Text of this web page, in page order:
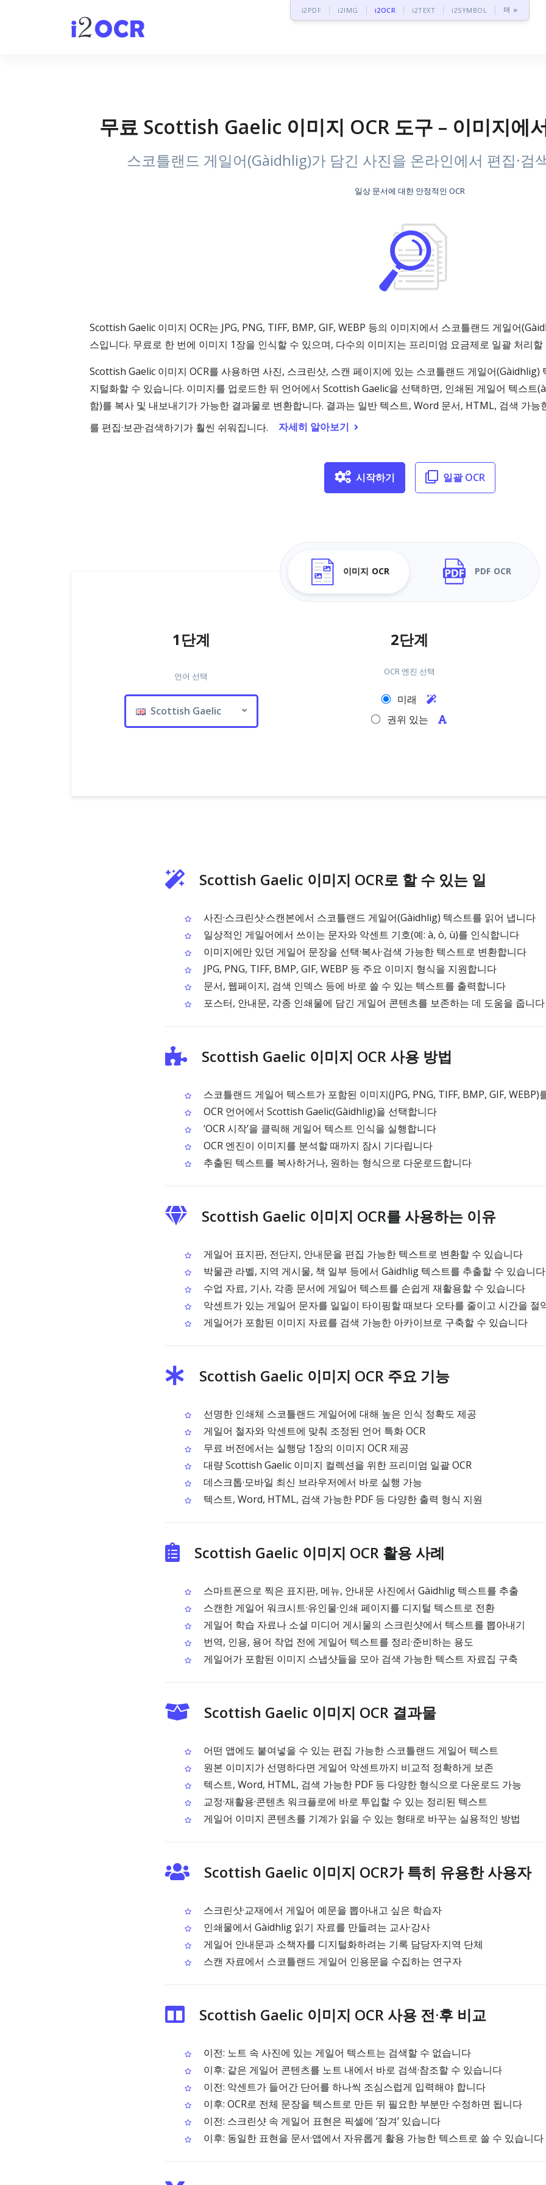
i2PDF i2IMG i2OCR i2TEXT i2SYMBOL 더 »
무료 Scottish Gaelic 이미지 OCR 도구 – 이미지에
스코틀랜드 게일어(Gàidhlig)가 담긴 사진을 온라인에서 편집·검
일상 문서에 대한 안정적인 OCR
Scottish Gaelic 이미지 OCR는 JPG, PNG, TIFF, BMP, GIF, WEBP 등의 이미지에서 스코틀랜드 게일어
스입니다. 무료로 한 번에 이미지 1장을 인식할 수 있으며, 다수의 이미지는 프리미엄 요금제로 일괄 처리할
Scottish Gaelic 이미지 OCR를 사용하면 사진, 스크린샷, 스캔 페이지에 있는 스코틀랜드 게일어(Gàidhlig)
지털화할 수 있습니다. 이미지를 업로드한 뒤 언어에서 Scottish Gaelic을 선택하면, 인쇄된 게일어 텍스트
함)를 복사 및 내보내기가 가능한 결과물로 변환합니다. 결과는 일반 텍스트, Word 문서, HTML, 검색 가능
를 편집·보관·검색하기가 훨씬 쉬워집니다.
자세히 알아보기
시작하기 일괄 OCR
이미지 OCR PDF OCR
1단계
언어 선택
Scottish Gaelic
2단계
OCR 엔진 선택
미래
권위 있는
Scottish Gaelic 이미지 OCR로 할 수 있는 일
사진·스크린샷·스캔본에서 스코틀랜드 게일어(Gàidhlig) 텍스트를 읽어 냅니다
일상적인 게일어에서 쓰이는 문자와 악센트 기호(예: à, ò, ù)를 인식합니다
이미지에만 있던 게일어 문장을 선택·복사·검색 가능한 텍스트로 변환합니다
JPG, PNG, TIFF, BMP, GIF, WEBP 등 주요 이미지 형식을 지원합니다
문서, 웹페이지, 검색 인덱스 등에 바로 쓸 수 있는 텍스트를 출력합니다
포스터, 안내문, 각종 인쇄물에 담긴 게일어 콘텐츠를 보존하는 데 도움을 줍니다
Scottish Gaelic 이미지 OCR 사용 방법
스코틀랜드 게일어 텍스트가 포함된 이미지(JPG, PNG, TIFF, BMP, GIF, WEBP)
OCR 언어에서 Scottish Gaelic(Gàidhlig)을 선택합니다
‘OCR 시작’을 클릭해 게일어 텍스트 인식을 실행합니다
OCR 엔진이 이미지를 분석할 때까지 잠시 기다립니다
추출된 텍스트를 복사하거나, 원하는 형식으로 다운로드합니다
Scottish Gaelic 이미지 OCR를 사용하는 이유
게일어 표지판, 전단지, 안내문을 편집 가능한 텍스트로 변환할 수 있습니다
박물관 라벨, 지역 게시물, 책 일부 등에서 Gàidhlig 텍스트를 추출할 수 있습니다
수업 자료, 기사, 각종 문서에 게일어 텍스트를 손쉽게 재활용할 수 있습니다
악센트가 있는 게일어 문자를 일일이 타이핑할 때보다 오타를 줄이고 시간을 절
게일어가 포함된 이미지 자료를 검색 가능한 아카이브로 구축할 수 있습니다
Scottish Gaelic 이미지 OCR 주요 기능
선명한 인쇄체 스코틀랜드 게일어에 대해 높은 인식 정확도 제공
게일어 철자와 악센트에 맞춰 조정된 언어 특화 OCR
무료 버전에서는 실행당 1장의 이미지 OCR 제공
대량 Scottish Gaelic 이미지 컬렉션을 위한 프리미엄 일괄 OCR
데스크톱·모바일 최신 브라우저에서 바로 실행 가능
텍스트, Word, HTML, 검색 가능한 PDF 등 다양한 출력 형식 지원
Scottish Gaelic 이미지 OCR 활용 사례
스마트폰으로 찍은 표지판, 메뉴, 안내문 사진에서 Gàidhlig 텍스트를 추출
스캔한 게일어 워크시트·유인물·인쇄 페이지를 디지털 텍스트로 전환
게일어 학습 자료나 소셜 미디어 게시물의 스크린샷에서 텍스트를 뽑아내기
번역, 인용, 용어 작업 전에 게일어 텍스트를 정리·준비하는 용도
게일어가 포함된 이미지 스냅샷들을 모아 검색 가능한 텍스트 자료집 구축
Scottish Gaelic 이미지 OCR 결과물
어떤 앱에도 붙여넣을 수 있는 편집 가능한 스코틀랜드 게일어 텍스트
원본 이미지가 선명하다면 게일어 악센트까지 비교적 정확하게 보존
텍스트, Word, HTML, 검색 가능한 PDF 등 다양한 형식으로 다운로드 가능
교정·재활용·콘텐츠 워크플로에 바로 투입할 수 있는 정리된 텍스트
게일어 이미지 콘텐츠를 기계가 읽을 수 있는 형태로 바꾸는 실용적인 방법
Scottish Gaelic 이미지 OCR가 특히 유용한 사용자
스크린샷·교재에서 게일어 예문을 뽑아내고 싶은 학습자
인쇄물에서 Gàidhlig 읽기 자료를 만들려는 교사·강사
게일어 안내문과 소책자를 디지털화하려는 기록 담당자·지역 단체
스캔 자료에서 스코틀랜드 게일어 인용문을 수집하는 연구자
Scottish Gaelic 이미지 OCR 사용 전·후 비교
이전: 노트 속 사진에 있는 게일어 텍스트는 검색할 수 없습니다
이후: 같은 게일어 콘텐츠를 노트 내에서 바로 검색·참조할 수 있습니다
이전: 악센트가 들어간 단어를 하나씩 조심스럽게 입력해야 합니다
이후: OCR로 전체 문장을 텍스트로 만든 뒤 필요한 부분만 수정하면 됩니다
이전: 스크린샷 속 게일어 표현은 픽셀에 ‘잠겨’ 있습니다
이후: 동일한 표현을 문서·앱에서 자유롭게 활용 가능한 텍스트로 쓸 수 있습니다